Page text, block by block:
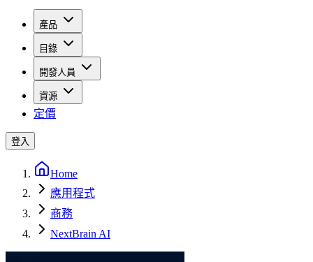
產品
目錄
開發人員
資源
定價
登入
Home
應用程式
商務
NextBrain AI